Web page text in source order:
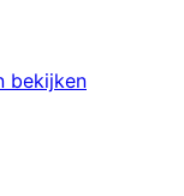
bekijken